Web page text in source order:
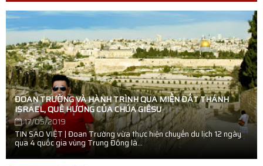
ĐOAN TRƯỜNG VÀ HÀNH TRÌNH QUA MIỀN ĐẤT THÁNH
ISRAEL, QUÊ HƯƠNG CỦA CHÚA GIÊSU
17/05/2019
TIN SAO VIỆT | Đoan Trường vừa thực hiện chuyến du lịch 12 ngày
qua 4 quốc gia vùng Trung Đông là...